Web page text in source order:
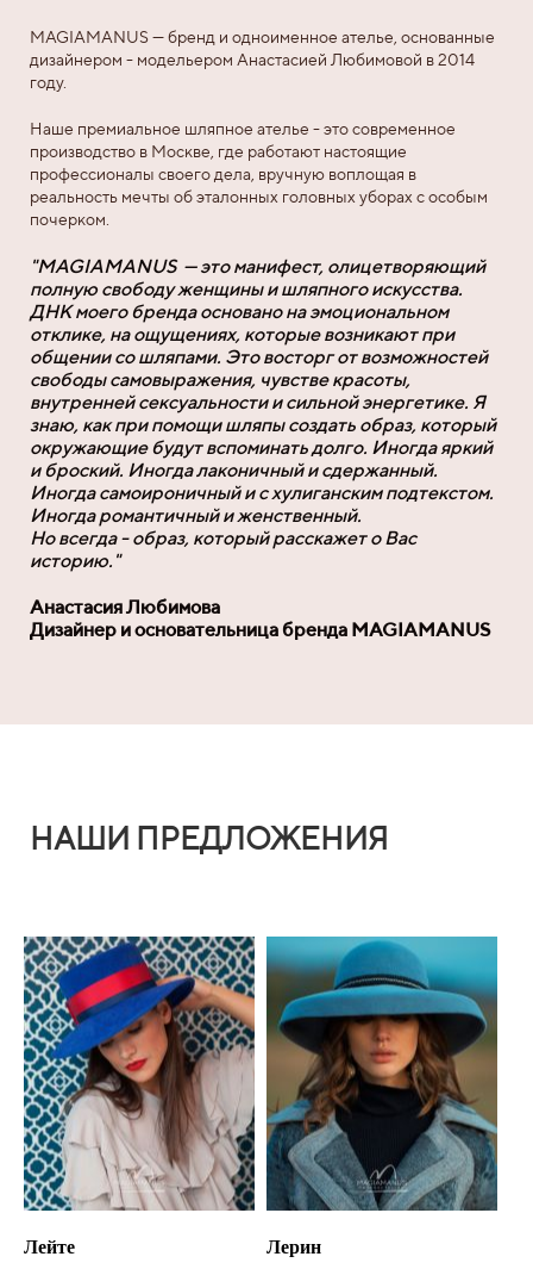
MAGIAMANUS — бренд и одноименное ателье, основанные
дизайнером - модельером Анастасией Любимовой в 2014
году.
Наше премиальное шляпное ателье - это современное
производство в Москве, где работают настоящие
профессионалы своего дела, вручную воплощая в
реальность мечты об эталонных головных уборах с особым
почерком.
"MAGIAMANUS — это манифест, олицетворяющий
полную свободу женщины и шляпного искусства.
ДНК моего бренда основано на эмоциональном
отклике, на ощущениях, которые возникают при
общении со шляпами. Это восторг от возможностей
свободы самовыражения, чувстве красоты,
внутренней сексуальности и сильной энергетике. Я
знаю, как при помощи шляпы создать образ, который
окружающие будут вспоминать долго. Иногда яркий
и броский. Иногда лаконичный и сдержанный.
Иногда самоироничный и с хулиганским подтекстом.
Иногда романтичный и женственный.
Но всегда - образ, который расскажет о Вас
историю."
Анастасия Любимова
Дизайнер и основательница бренда MAGIAMANUS
НАШИ ПРЕДЛОЖЕНИЯ
Лейте Лерин